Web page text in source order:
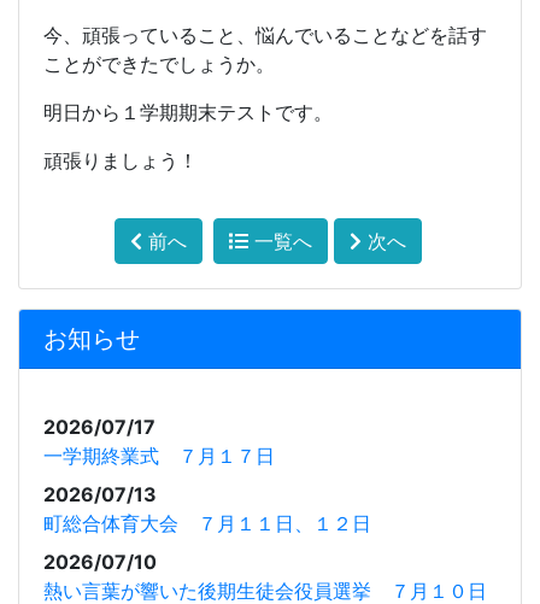
今、頑張っていること、悩んでいることなどを話す
ことができたでしょうか。
明日から１学期期末テストです。
頑張りましょう！
前へ 一覧へ 次へ
お知らせ
2026/07/17
一学期終業式 ７月１７日
2026/07/13
町総合体育大会 ７月１１日、１２日
2026/07/10
熱い言葉が響いた後期生徒会役員選挙 ７月１０日